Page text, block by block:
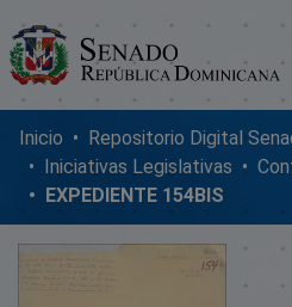
Comunidades
Glosario
Nosotros
Inicio
Iniciativas Legislativas
EXPEDIENTE 154BIS